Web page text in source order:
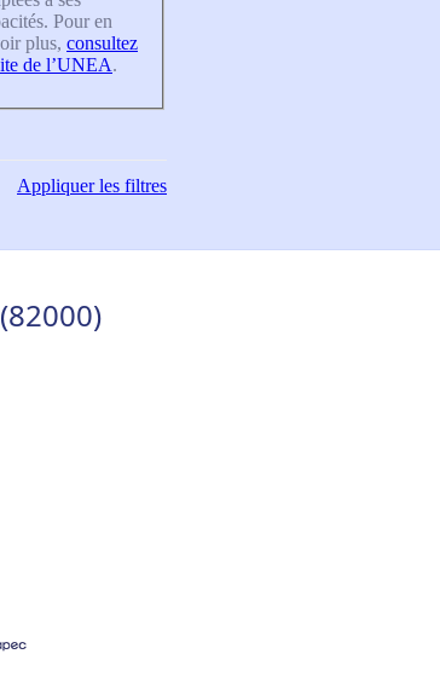
Pour en
plus, consultez
de l’UNEA.
Appliquerles filtres